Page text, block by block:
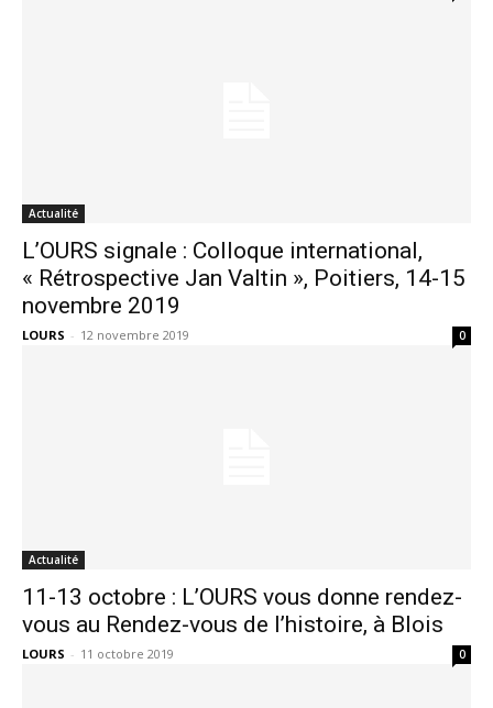
Actualité
L’OURS signale : Colloque international,
« Rétrospective Jan Valtin », Poitiers, 14-15
novembre 2019
LOURS - 12 novembre 2019 0
Actualité
11-13 octobre : L’OURS vous donne rendez-
vous au Rendez-vous de l’histoire, à Blois
LOURS - 11 octobre 2019 0